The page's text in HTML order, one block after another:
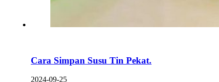
Cara Simpan Susu Tin Pekat.
2024-09-25